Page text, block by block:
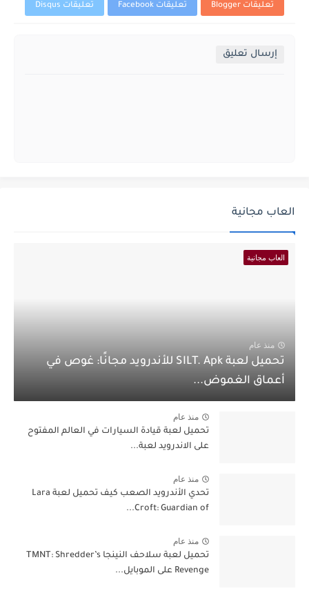
تعليقات Blogger تعليقات Facebook تعليقات Disqus
إرسال تعليق
العاب مجانية
العاب مجانية
منذ عام
تحميل لعبة SILT. Apk للأندرويد مجانًا: غوص في
أعماق الغموض...
منذ عام
تحميل لعبة قيادة السيارات في العالم المفتوح
على الاندرويد لعبة...
منذ عام
تحدي الأندرويد الصعب كيف تحميل لعبة Lara
Croft: Guardian of...
منذ عام
تحميل لعبة سلاحف النينجا TMNT: Shredder’s
Revenge على الموبايل...